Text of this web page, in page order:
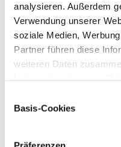
analysieren. Außerdem
Verwendung unserer
soziale Medien,
Partner führen diese
weiteren Daten
Cookies, wenn Sie
Basis-Cookies
NAME
Duo
Caesar
Kingkong PP